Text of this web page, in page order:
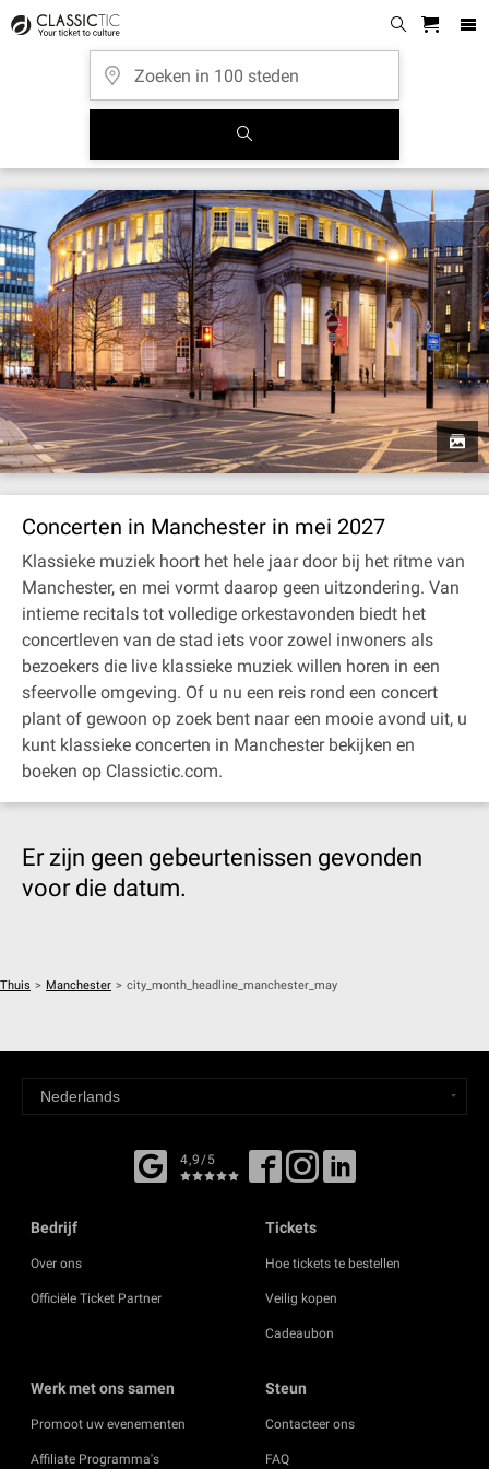
Concerten in Manchester in mei 2027
Klassieke muziek hoort het hele jaar door bij het ritme van
Manchester, en mei vormt daarop geen uitzondering. Van
intieme recitals tot volledige orkestavonden biedt het
concertleven van de stad iets voor zowel inwoners als
bezoekers die live klassieke muziek willen horen in een
sfeervolle omgeving. Of u nu een reis rond een concert
plant of gewoon op zoek bent naar een mooie avond uit, u
kunt klassieke concerten in Manchester bekijken en
boeken op Classictic.com.
Er zijn geen gebeurtenissen gevonden
voor die datum.
Thuis > Manchester > city_month_headline_manchester_may
4,9/5
Bedrijf
Over ons
Officiële Ticket Partner
Tickets
Hoe tickets te bestellen
Veilig kopen
Cadeaubon
Werk met ons samen
Promoot uw evenementen
Affiliate Programma's
Steun
Contacteer ons
FAQ